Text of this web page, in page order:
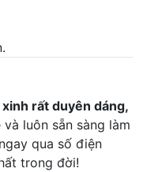
rất duyên dáng,
luôn sẵn sàng làm
qua số điện
trong đời!